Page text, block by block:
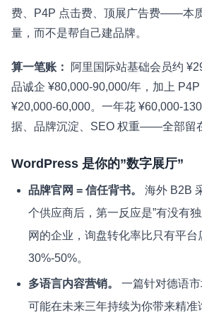
费、P4P 点击费、顶展广告费——本
量，而不是帮自己建品牌。
算一笔账：
阿里国际站基础会员约
品诚企 ¥80,000-90,000/年，加上 P4P
¥20,000-60,000。一年花 ¥60,000-
据、品牌沉淀、SEO 权重——全部留
WordPress 是你的”数字展厅”
品牌官网 = 信任背书。
海外 B2B
个供应商后，第一反应是”有没有
网的企业，询盘转化率比只有平台
30%-50%。
多语言内容营销。
一篇针对德语
可能在未来三年持续为你带来精